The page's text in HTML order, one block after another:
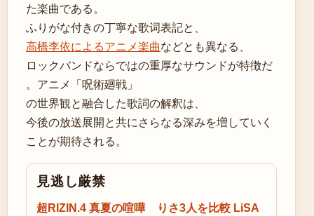
た楽曲である。
ふりがな付きの丁寧な歌词表記と、
高橋李依によるアニメ楽曲などとも異なる、
ロックバンドならではの重厚なサウンドが特徴だ
。アニメ「呪術廻戦」
の世界観と融合した歌詞の解釈は、
今後の放送展開と共にさらなる深みを増していく
ことが期待される。
見逃し厳禁
超RIZIN.4 真夏の喧嘩
りさ3人を比較 LiSA